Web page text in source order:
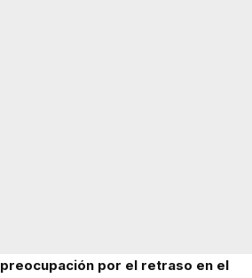
preocupación por el retraso en el